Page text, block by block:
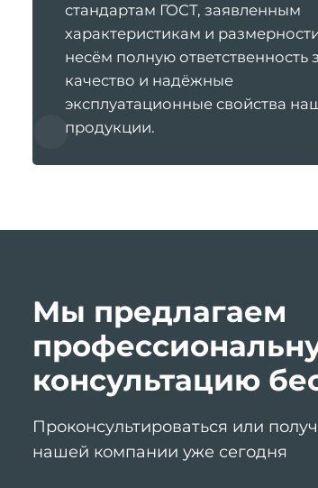
стандартам ГОСТ, заявленным
характеристикам и
несём полную ответственность
качество и надёжные
эксплуатационные свойства
продукции.
Мы предлагаем
консультацию
Проконсультироваться или
нашей компании уже сегодня